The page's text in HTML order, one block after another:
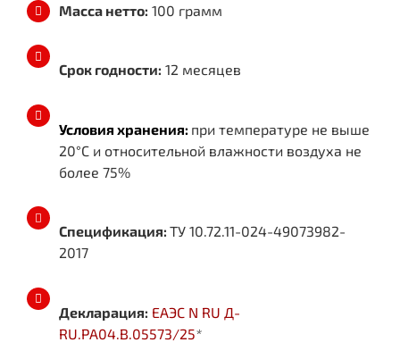
Масса нетто: 100 грамм
Срок годности: 12 месяцев
Условия хранения: при температуре не выше
20°C и относительной влажности воздуха не
более 75%
Спецификация: ТУ 10.72.11-024-49073982-
2017
Декларация: ЕАЭС N RU Д-
RU.РА04.В.05573/25*